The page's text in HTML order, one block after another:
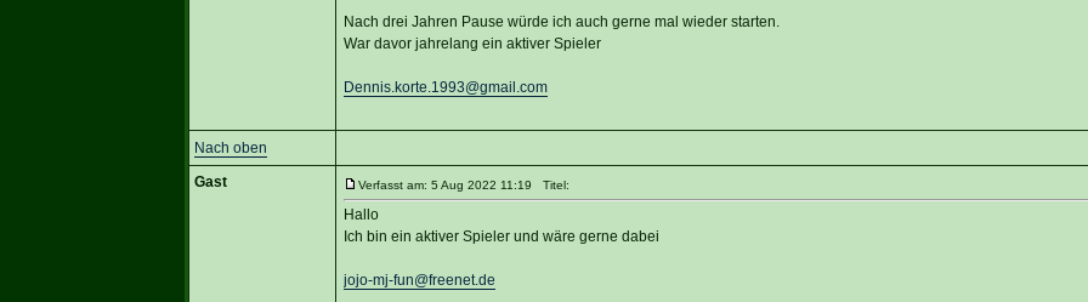
Nach drei Jahren Pause würde ich auch gerne mal wieder starten.
War davor jahrelang ein aktiver Spieler
Dennis.korte.1993@gmail.com
Nach oben
Gast
Verfasst am: 5 Aug 2022 11:19 Titel:
Hallo
Ich bin ein aktiver Spieler und wäre gerne dabei
jojo-mj-fun@freenet.de